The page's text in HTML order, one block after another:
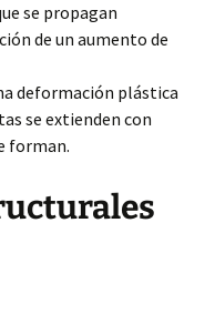
se propagan
de un aumento de
deformación plástica
se extienden con
forman.